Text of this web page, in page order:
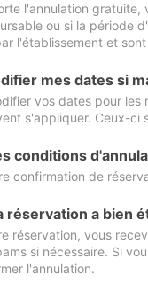
l'annulation
ou si la période
l'établissement et
mes dates si
vos dates pour
s'appliquer. Ceux-
conditions
confirmation de
réservation a bien
réservation, vous
si nécessaire. Si
l'annulation.